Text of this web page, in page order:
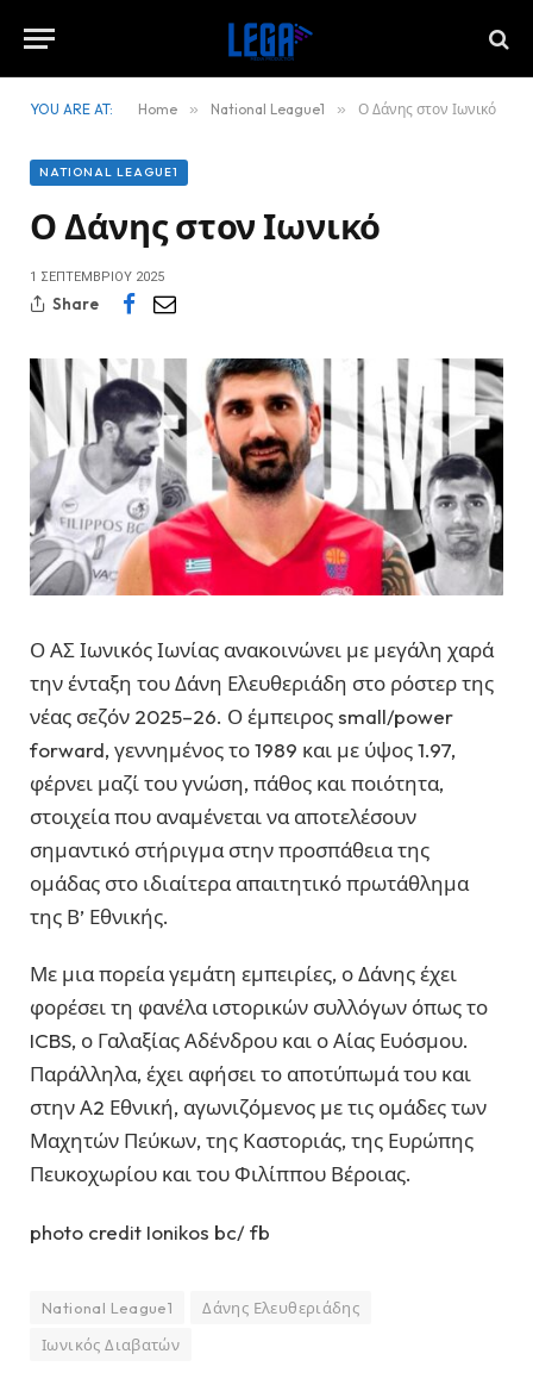
YOU ARE AT: Home » National League1 » Ο Δάνης στον Ιωνικό
NATIONAL LEAGUE1
Ο Δάνης στον Ιωνικό
1 ΣΕΠΤΕΜΒΡΊΟΥ 2025
Share
Ο ΑΣ Ιωνικός Ιωνίας ανακοινώνει με μεγάλη χαρά
την ένταξη του Δάνη Ελευθεριάδη στο ρόστερ της
νέας σεζόν 2025–26. Ο έμπειρος small/power
forward, γεννημένος το 1989 και με ύψος 1.97,
φέρνει μαζί του γνώση, πάθος και ποιότητα,
στοιχεία που αναμένεται να αποτελέσουν
σημαντικό στήριγμα στην προσπάθεια της
ομάδας στο ιδιαίτερα απαιτητικό πρωτάθλημα
της Β’ Εθνικής.
Με μια πορεία γεμάτη εμπειρίες, ο Δάνης έχει
φορέσει τη φανέλα ιστορικών συλλόγων όπως το
ICBS, ο Γαλαξίας Αδένδρου και ο Αίας Ευόσμου.
Παράλληλα, έχει αφήσει το αποτύπωμά του και
στην Α2 Εθνική, αγωνιζόμενος με τις ομάδες των
Μαχητών Πεύκων, της Καστοριάς, της Ευρώπης
Πευκοχωρίου και του Φιλίππου Βέροιας.
photo credit Ionikos bc/ fb
National League1
Δάνης Ελευθεριάδης
Ιωνικός Διαβατών